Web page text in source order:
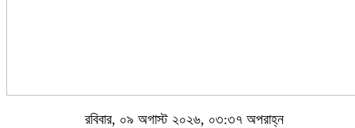
রবিবার, ০৯ অগাস্ট ২০২৬, ০৩:৩৭ অপরাহ্ন